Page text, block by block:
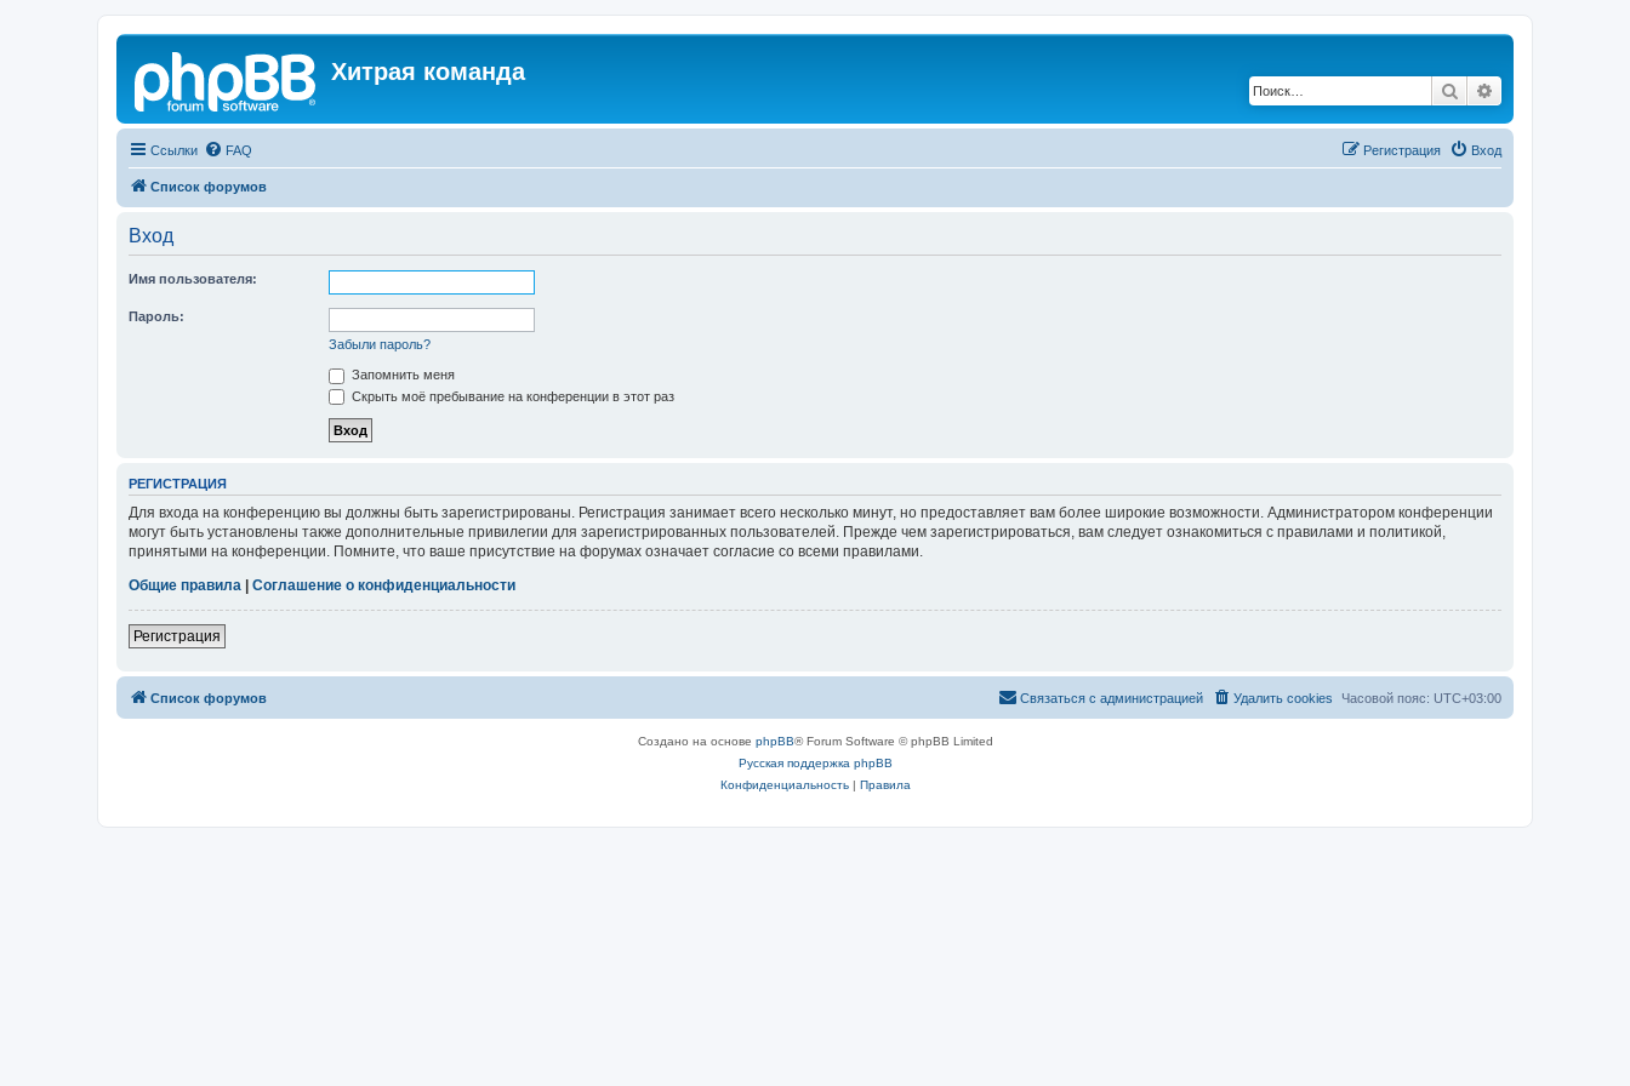
Хитрая команда
Поиск
Ссылки FAQ Вход
Регистрация
Список форумов
Вход
Имя пользователя:
Пароль:
Забыли пароль?
Запомнить меня
Скрыть моё пребывание на конференции в этот раз
РЕГИСТРАЦИЯ
Для входа на конференцию вы должны быть зарегистрированы. Регистрация занимает всего несколько минут, но предоставляет вам более широкие возможности. Администратором конференции
могут быть установлены также дополнительные привилегии для зарегистрированных пользователей. Прежде чем зарегистрироваться, вам следует ознакомиться с правилами и политикой,
принятыми на конференции. Помните, что ваше присутствие на форумах означает согласие со всеми правилами.
Общие правила | Соглашение о конфиденциальности
Регистрация
Список форумов Часовой пояс: UTC+03:00
Удалить cookies
Связаться с администрацией
Создано на основе phpBB® Forum Software © phpBB Limited
Русская поддержка phpBB
Конфиденциальность| Правила